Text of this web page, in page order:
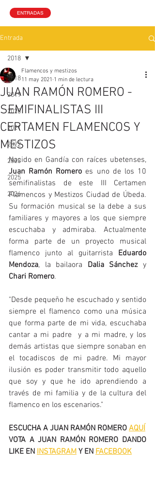
ENTRADAS
Entrada
2018
2019
2020
2021
2022
2023
2025
2026
2018
JUAN RAMÓN ROMERO -
SEMIFINALISTAS III
CERTAMEN FLAMENCOS Y
MESTIZOS
Flamencos y mestizos
11 may 2021 1 min de lectura
Juan Ramón Romero es uno de los 10
semifinalistas de este III Certamen
Flamencos y Mestizos Ciudad de Úbeda.
Su formación musical se la debe a sus
familiares y mayores a los que siempre
escuchaba y admiraba. Actualmente
forma parte de un proyecto musical
flamenco junto al guitarrista Eduardo
Mendoza, la bailaora Dalia Sánchez
Chari Romero.
"Desde pequeño he escuchado y sentido
siempre el flamenco como una música
que forma parte de mi vida, escuchaba
cantar a mi padre  y a mi madre, y los
demás artistas que siempre sonaban en
el tocadiscos de mi padre. Mi mayor
ilusión es poder transmitir todo aquello
que soy y que he ido aprendiendo a
través de mi familia y de la cultura del
flamenco en los escenarios."
ESCUCHA A JUAN RAMÓN ROMERO AQUÍ
VOTA A JUAN RAMÓN ROMERO DANDO
LIKE EN INSTAGRAM Y EN FACEBOOK